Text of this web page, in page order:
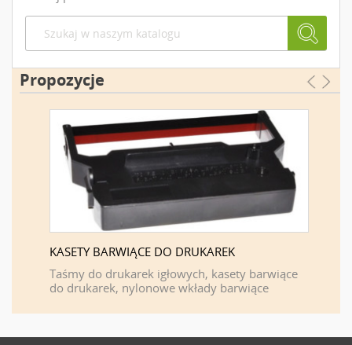
Propozycje
KASETY BARWIĄCE DO DRUKAREK
Taśmy do drukarek igłowych, kasety barwiące
do drukarek, nylonowe wkłady barwiące